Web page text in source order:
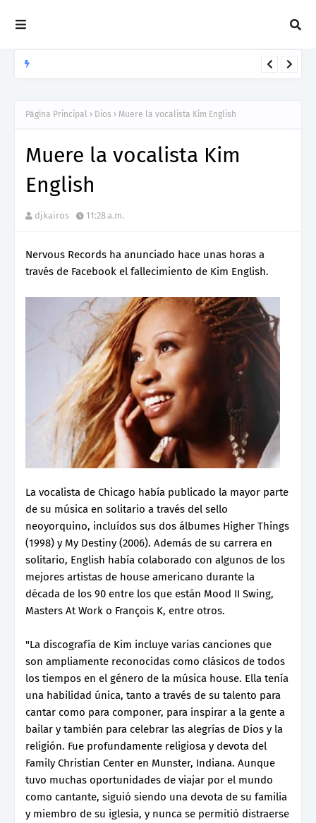
Página Principal Dios Muere la vocalista Kim English
Muere la vocalista Kim
English
djkairos 11:28 a.m.
Nervous Records ha anunciado hace unas horas a
través de Facebook el fallecimiento de Kim English.
La vocalista de Chicago había publicado la mayor parte
de su música en solitario a través del sello
neoyorquino, incluídos sus dos álbumes Higher Things
(1998) y My Destiny ‎(2006). Además de su carrera en
solitario, English había colaborado con algunos de los
mejores artistas de house americano durante la
década de los 90 entre los que están Mood II Swing,
Masters At Work o François K, entre otros.
"La discografía de Kim incluye varias canciones que
son ampliamente reconocidas como clásicos de todos
los tiempos en el género de la música house. Ella tenía
una habilidad única, tanto a través de su talento para
cantar como para componer, para inspirar a la gente a
bailar y también para celebrar las alegrías de Dios y la
religión. Fue profundamente religiosa y devota del
Family Christian Center en Munster, Indiana. Aunque
tuvo muchas oportunidades de viajar por el mundo
como cantante, siguió siendo una devota de su familia
y miembro de su iglesia, y nunca se permitió distraerse